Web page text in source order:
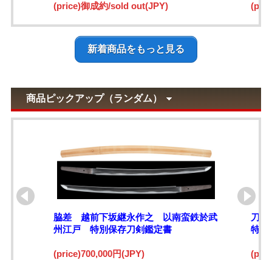
(price)御成約/sold out(JPY)
新着商品をもっと見る
商品ピックアップ（ランダム）
脇差 越前下坂継永作之 以南蛮鉄於武
州江戸 特別保存刀剣鑑定書
(price)700,000円(JPY)
刀
特別